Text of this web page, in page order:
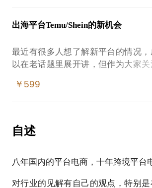
实战经验，可以与你分享：我的心路
是辛酸还是更辛酸，开心还是更开
电商或准备杀入跨境电商，不知道
应该往哪里去，或者在运营或推广
以对你做些力所能及的帮助；从熟
PS.在选择与我见面前，请把你的问
提前发给我，方便我做更精细的准
积累来自于我这几年在管理中的实际
已经在团队中进行过多次分享。
本话题分享给以下几类人：初入职场
入职场几年了，但依然觉得自己迷
轻人我将和你探讨以下话题：在职
最核心的习惯？形成自己的风格为什
何向上沟通？赠送一些你可能不知道
我在不同的公司管理过产品、运营
出海平台Temu/Shein的新机会
最近有很多人想了解新平台的情况
以在老话题里展开讲，但作为大家
期运营这两个平台的朋友分享
的
1、平台现在适不适合进入，是做半托
2、我现在没有货，怎么选品
￥599
自述
八年国内的平台电商，十年跨境平台
对行业的见解有自己的观点，特别